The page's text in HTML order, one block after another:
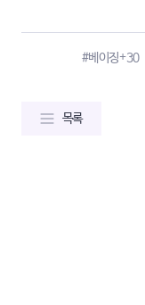
#베이징+30
목록